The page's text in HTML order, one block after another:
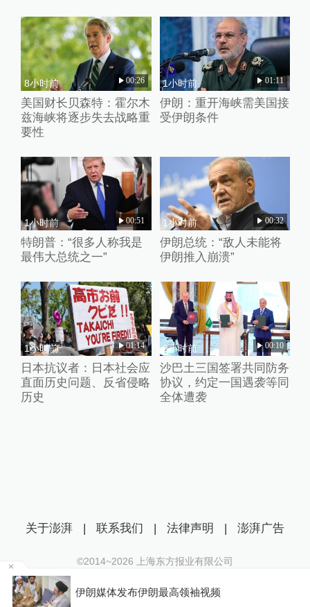
8小时前 00:26
美国财长贝森特：霍尔木
兹海峡将逐步失去战略重
要性
1小时前 01:11
伊朗：重开海峡需美国接
受伊朗条件
1小时前 00:51
特朗普：“很多人称我是
最伟大总统之一”
1小时前 00:32
伊朗总统：“敌人未能将
伊朗推入崩溃”
1小时前 01:14
日本抗议者：日本社会应
直面历史问题、反省侵略
历史
2小时前 00:10
沙巴土三国签署共同防务
协议，约定一国遇袭等同
全体遭袭
伊朗媒体发布伊朗最高领袖视频
关于澎湃 | 联系我们 | 法律声明 | 澎湃广告
©2014~2026 上海东方报业有限公司
沪ICP证：沪B2-20170116 | 沪ICP备14003370号
互联网新闻信息服务许可证：31120170006